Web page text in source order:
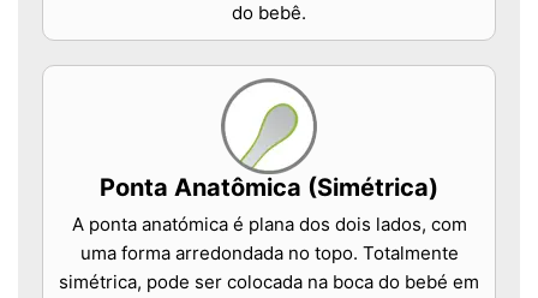
do bebê.
Ponta Anatômica (Simétrica)
A ponta anatómica é plana dos dois lados, com
uma forma arredondada no topo. Totalmente
simétrica, pode ser colocada na boca do bebé em